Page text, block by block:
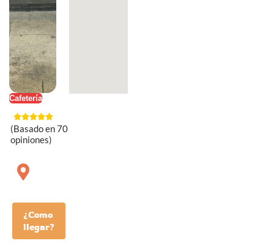
Cafetería
(Basado en 70
opiniones)
¿Como
llegar?